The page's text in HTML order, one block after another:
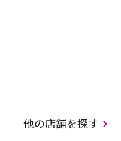
他の店舗を探す